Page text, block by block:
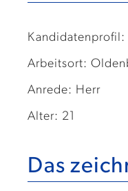
Kandidatenprofil:
Arbeitsort:
Anrede: Herr
Alter: 21
Das